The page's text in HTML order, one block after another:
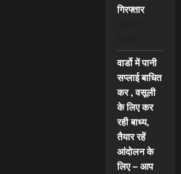
गिरफ्तार
वार्डो में पानी
सप्लाई बाधित
कर , वसूली
के लिए कर
रही बाध्य,
तैयार रहें
आंदोलन के
लिए – आप